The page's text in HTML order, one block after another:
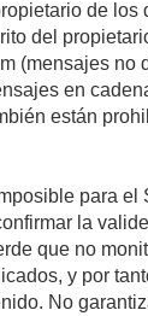
de los
del
(mensajes no
en
están
para el
la
que no
y por
No